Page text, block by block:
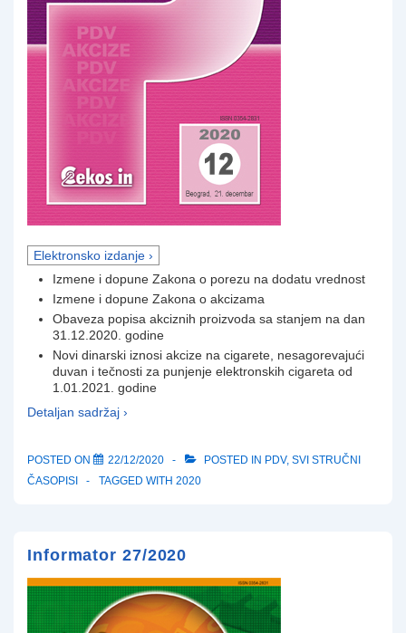
Elektronsko izdanje ›
Izmene i dopune Zakona o porezu na dodatu vrednost
Izmene i dopune Zakona o akcizama
Obaveza popisa akciznih proizvoda sa stanjem na dan
31.12.2020. godine
Novi dinarski iznosi akcize na cigarete, nesagorevajući
duvan i tečnosti za punjenje elektronskih cigareta od
1.01.2021. godine
Detaljan sadržaj ›
POSTED ON 22/12/2020 POSTED IN PDV, SVI STRUČNI
ČASOPISI
TAGGED WITH 2020
Informator 27/2020